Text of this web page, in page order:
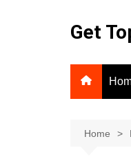
Get
Home